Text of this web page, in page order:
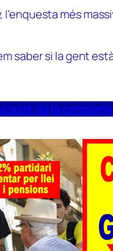
més
saber si la gent
part de la